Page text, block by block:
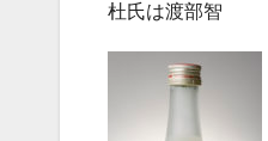
杜氏は渡部智